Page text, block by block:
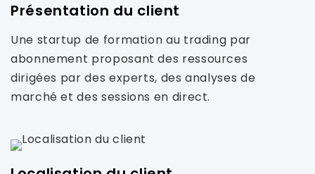
Présentation du client
Une startup de formation au trading par
abonnement proposant des ressources
dirigées par des experts, des analyses de
marché et des sessions en direct.